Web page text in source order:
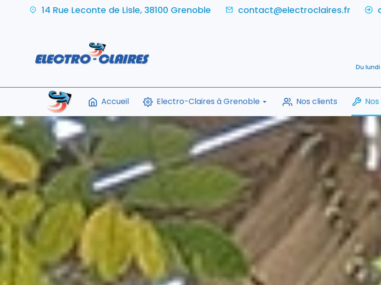
14 Rue Leconte de Lisle, 38100 Grenoble contact@electroclaires.fr
Du lundi
Accueil Electro-Claires à Grenoble Nos clients